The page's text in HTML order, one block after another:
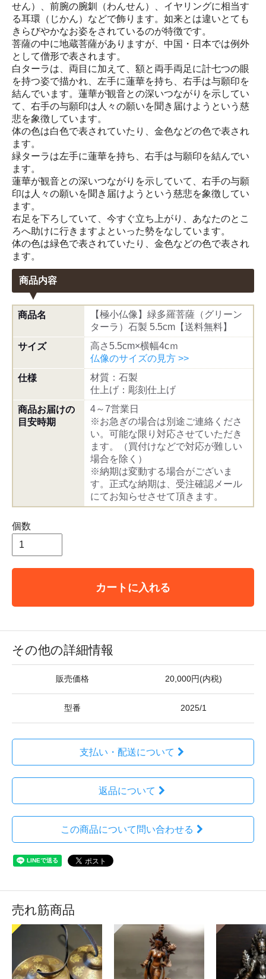
せん）、前腕の腕釧（わんせん）、イヤリングに相当す
る耳環（じかん）などで飾ります。如来とは違いとても
きらびやかなお姿をされているのが特徴です。
菩薩の中に地蔵菩薩がありますが、中国・日本では例外
として僧形で表されます。
白ターラは、両目に加えて、額と両手両足に計七つの眼
を持つ姿で描かれ、左手に蓮華を持ち、右手は与願印を
結んでいます。蓮華が観音との深いつながりを示してい
て、右手の与願印は人々の願いを聞き届けようという慈
悲を象徴しています。
体の色は白色で表されていたり、金色などの色で表され
ます。
緑ターラは左手に蓮華を持ち、右手は与願印を結んでい
ます。
蓮華が観音との深いつながりを示していて、右手の与願
印は人々の願いを聞き届けようという慈悲を象徴してい
ます。
右足を下ろしていて、今すぐ立ち上がり、あなたのとこ
ろへ助けに行きますよといった勢をなしています。
体の色は緑色で表されていたり、金色などの色で表され
ます。
商品内容
商品名
【極小仏像】緑多羅菩薩（グリーン
ターラ）石製 5.5cm【送料無料】
サイズ
高さ5.5cm×横幅4cｍ
仏像のサイズの見方 >>
仕様
材質：石製
仕上げ：彫刻仕上げ
商品お届けの
目安時期
4～7営業日
※お急ぎの場合は別途ご連絡くださ
い。可能な限り対応させていただき
ます。（買付けなどで対応が難しい
場合を除く）
※納期は変動する場合がございま
す。正式な納期は、受注確認メール
にてお知らせさせて頂きます。
個数
カートに入れる
その他の詳細情報
販売価格 20,000円(内税)
型番 2025/1
支払い・配送について
返品について
この商品について問い合わせる
売れ筋商品